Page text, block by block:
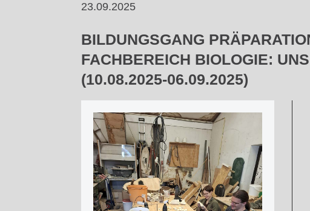
23.09.2025
BILDUNGSGANG
FACHBEREICH BIOLOGIE:
(10.08.2025-06.09.2025)